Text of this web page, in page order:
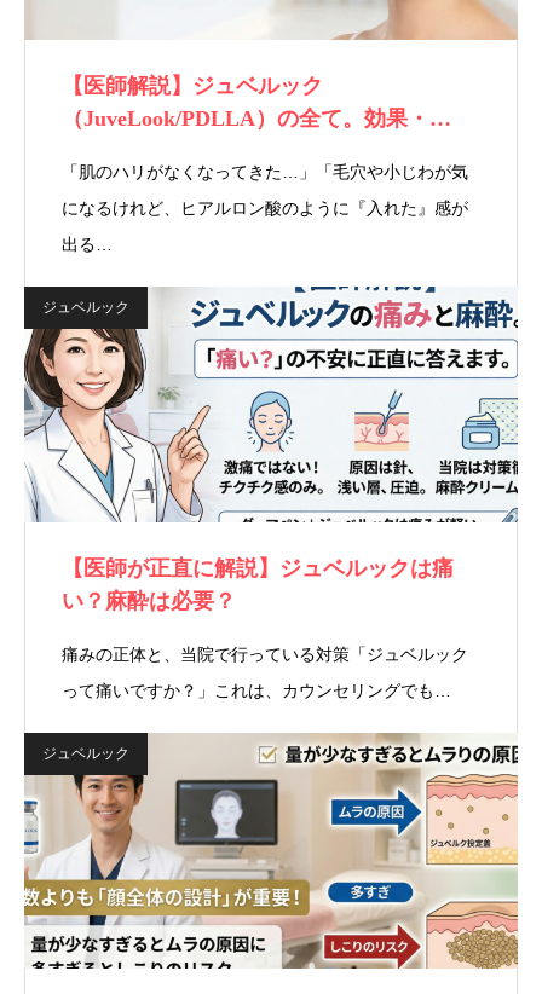
【医師解説】ジュベルック
（JuveLook/PDLLA）の全て。効果・…
「肌のハリがなくなってきた…」「毛穴や小じわが気
になるけれど、ヒアルロン酸のように『入れた』感が
出る…
ジュベルック
【医師が正直に解説】ジュベルックは痛
い？麻酔は必要？
痛みの正体と、当院で行っている対策「ジュベルック
って痛いですか？」これは、カウンセリングでも…
ジュベルック